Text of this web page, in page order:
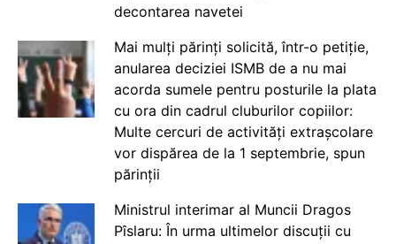
decontarea navetei
Mai mulți părinți solicită, într-o petiție,
anularea deciziei ISMB de a nu mai
acorda sumele pentru posturile la plata
cu ora din cadrul cluburilor copiilor:
Multe cercuri de activități extrașcolare
vor dispărea de la 1 septembrie, spun
părinții
Ministrul interimar al Muncii Dragos
Pîslaru: În urma ultimelor discuții cu